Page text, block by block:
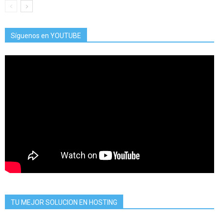
Síguenos en YOUTUBE
TU MEJOR SOLUCION EN HOSTING